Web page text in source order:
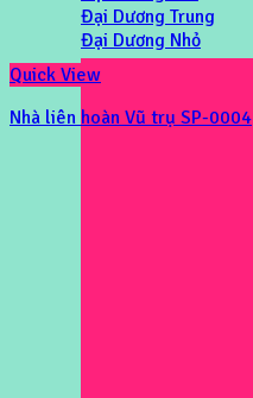
Đại Dương Trung
Đại Dương Nhỏ
Quick View
Nhà liên hoàn Vũ trụ SP-0004